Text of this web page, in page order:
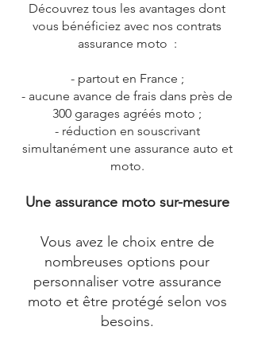
Découvrez tous les avantages dont
vous bénéficiez avec nos contrats
assurance moto :
- partout en France ;
- aucune avance de frais dans près de
300 garages agréés moto ;
- réduction en souscrivant
simultanément une assurance auto et
moto.
Une assurance moto sur-mesure
Vous avez le choix entre de
nombreuses options pour
personnaliser votre assurance
moto et être protégé selon vos
besoins.